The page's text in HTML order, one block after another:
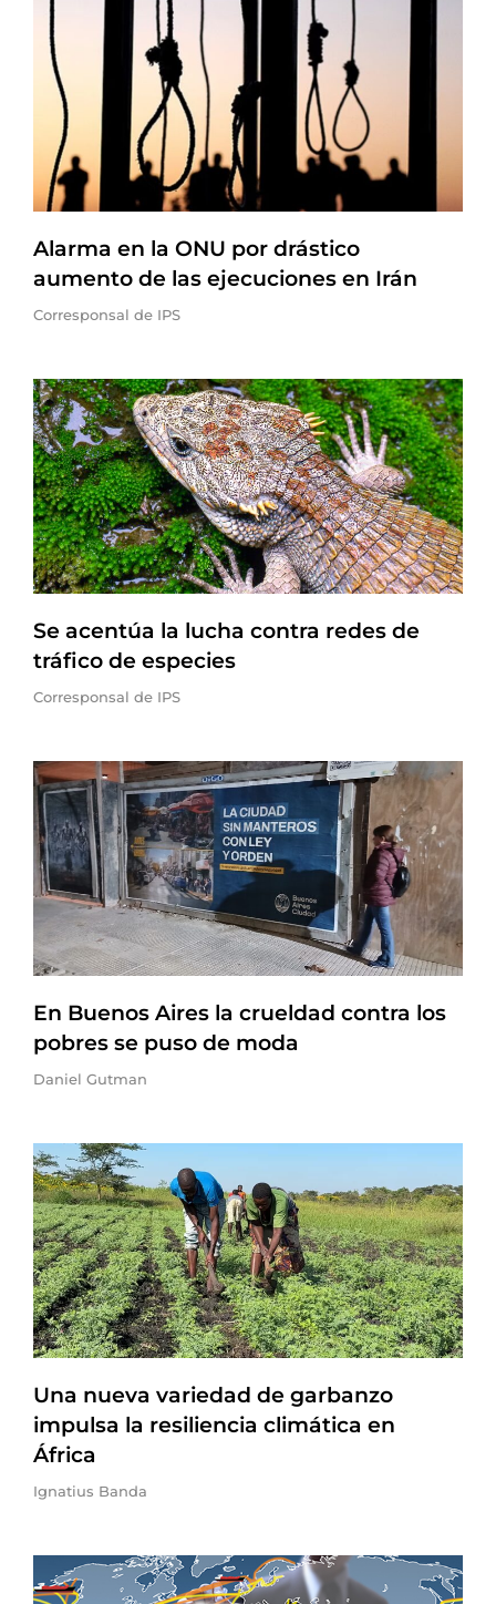
Alarma en la ONU por drástico
aumento de las ejecuciones en Irán
Corresponsal de IPS
Se acentúa la lucha contra redes de
tráfico de especies
Corresponsal de IPS
En Buenos Aires la crueldad contra los
pobres se puso de moda
Daniel Gutman
Una nueva variedad de garbanzo
impulsa la resiliencia climática en
África
Ignatius Banda